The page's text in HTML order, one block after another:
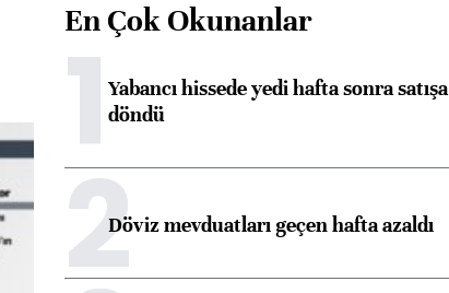
En Çok Okunanlar
1Yabancı hissede yedi hafta sonra satışa
döndü
2Döviz mevduatları geçen hafta azaldı